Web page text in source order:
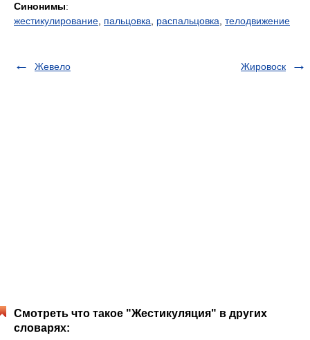
Синонимы:
жестикулирование пальцовка распальцовка телодвижение
Жевело Жировоск
Смотреть что такое "Жестикуляция" в других
словарях: